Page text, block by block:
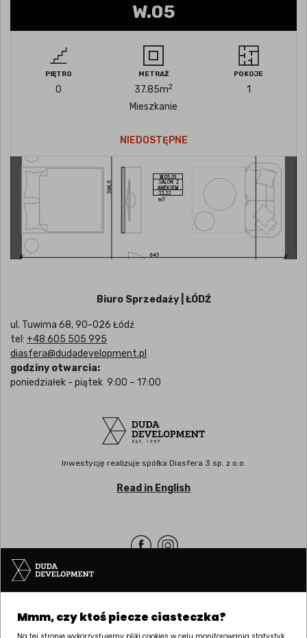
W.05
PIĘTRO
0
METRAŻ
37.85m2
POKOJE
1
Mieszkanie
NIEDOSTĘPNE
Biuro Sprzedaży | ŁÓDŹ
ul. Tuwima 68, 90-026 Łódź
tel: +48 605 505 995
diasfera@dudadevelopment.pl
godziny otwarcia:
poniedziałek - piątek 9:00 – 17:00
Inwestycję realizuje spółka Diasfera 3 sp. z o.o.
Read in English
Siedziba | POZNAŃ
ul. Palacza 144, 60-278 Poznań
tel: +48 61 646 84 44
Mmm, czy ktoś piecze ciasteczka?